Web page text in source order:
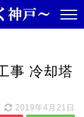
事 冷却塔
2019年4月21日